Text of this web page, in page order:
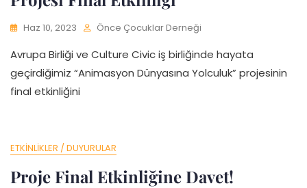
Haz 10, 2023 Önce Çocuklar Derneği
Avrupa Birliği ve Culture Civic iş birliğinde hayata
geçirdiğimiz “Animasyon Dünyasına Yolculuk” projesinin
final etkinliğini
ETKINLIKLER / DUYURULAR
Proje Final Etkinliğine Davet!